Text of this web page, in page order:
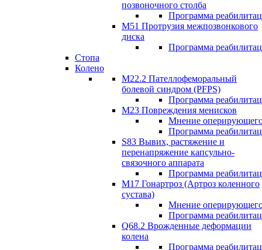
позвоночного столба
Программа
М51 Протрузия межпозвонкового
диска
Программа
Стопа
Колено
М22.2 Пателлофеморальный
болевой синдром (PFPS)
Программа
М23 Повреждения менисков
Мнение
Программа
S83 Вывих, растяжение и
перенапряжение капсульно-
связочного аппарата
Программа
М17 Гонартроз (Артроз коленного
сустава)
Мнение
Программа
Q68.2 Врожденные деформации
колена
Программа